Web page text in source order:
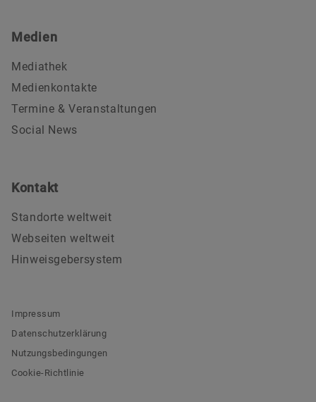
Medien
Mediathek
Medienkontakte
Termine & Veranstaltungen
Social News
Kontakt
Standorte weltweit
Webseiten weltweit
Hinweisgebersystem
Impressum
Datenschutzerklärung
Nutzungsbedingungen
Cookie-Richtlinie